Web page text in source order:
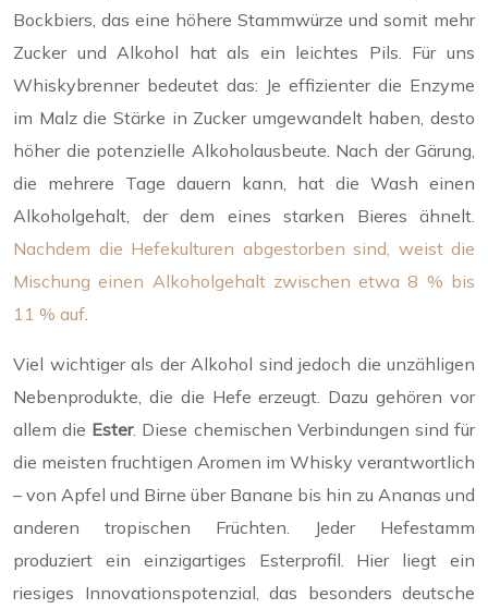
Bockbiers, das eine höhere Stammwürze und somit mehr
Zucker und Alkohol hat als ein leichtes Pils. Für uns
Whiskybrenner bedeutet das: Je effizienter die Enzyme
im Malz die Stärke in Zucker umgewandelt haben, desto
höher die potenzielle Alkoholausbeute. Nach der Gärung,
die mehrere Tage dauern kann, hat die Wash einen
Alkoholgehalt, der dem eines starken Bieres ähnelt.
Nachdem die Hefekulturen abgestorben sind, weist die
Mischung einen Alkoholgehalt zwischen etwa 8 % bis
11 % auf.
Viel wichtiger als der Alkohol sind jedoch die unzähligen
Nebenprodukte, die die Hefe erzeugt. Dazu gehören vor
allem die Ester. Diese chemischen Verbindungen sind für
die meisten fruchtigen Aromen im Whisky verantwortlich
– von Apfel und Birne über Banane bis hin zu Ananas und
anderen tropischen Früchten. Jeder Hefestamm
produziert ein einzigartiges Esterprofil. Hier liegt ein
riesiges Innovationspotenzial, das besonders deutsche